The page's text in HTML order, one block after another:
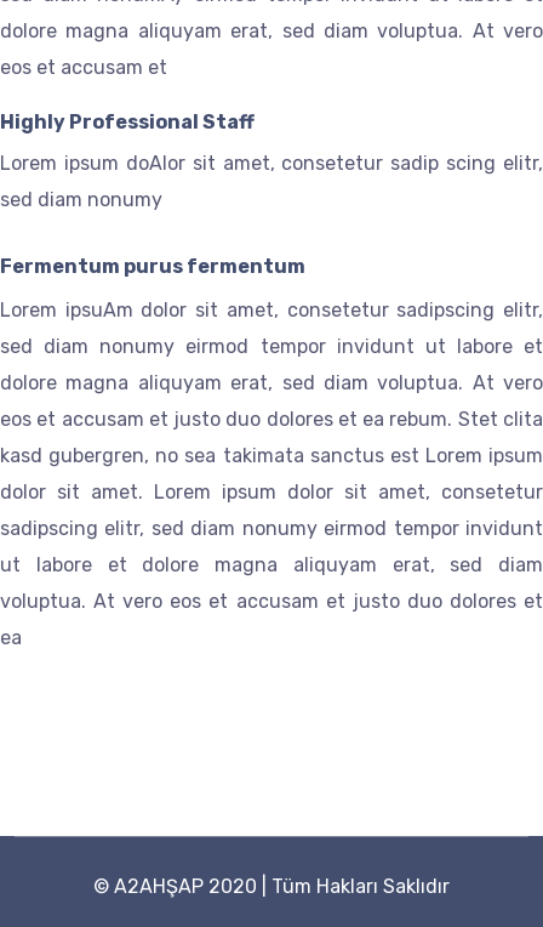
dolore magna aliquyam erat, sed diam voluptua. At vero
eos et accusam et
Highly Professional Staff
Lorem ipsum doAlor sit amet, consetetur sadip scing elitr,
sed diam nonumy
Fermentum purus fermentum
Lorem ipsuAm dolor sit amet, consetetur sadipscing elitr,
sed diam nonumy eirmod tempor invidunt ut labore et
dolore magna aliquyam erat, sed diam voluptua. At vero
eos et accusam et justo duo dolores et ea rebum. Stet clita
kasd gubergren, no sea takimata sanctus est Lorem ipsum
dolor sit amet. Lorem ipsum dolor sit amet, consetetur
sadipscing elitr, sed diam nonumy eirmod tempor invidunt
ut labore et dolore magna aliquyam erat, sed diam
voluptua. At vero eos et accusam et justo duo dolores et
ea
© A2AHŞAP 2020 | Tüm Hakları Saklıdır